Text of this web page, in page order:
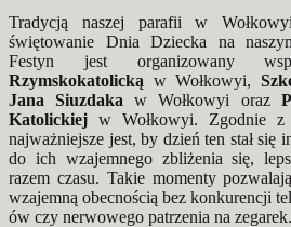
Tradycją naszej parafii w
świętowanie Dnia Dziecka na
Festyn jest organizowany
Rzymskokatolicką w Wołkowyi,
Jana Siuzdaka w Wołkowyi oraz
Katolickiej w Wołkowyi. Zgodnie z
najważniejsze jest, by dzień ten stał się
do ich wzajemnego zbliżenia się,
razem czasu. Takie momenty
wzajemną obecnością bez konkurencji
ów czy nerwowego patrzenia na zegarek.